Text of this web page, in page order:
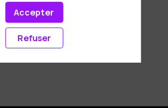
Accepter
Refuser